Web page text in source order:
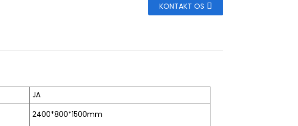
KONTAKT OS
JA
2400*800*1500mm